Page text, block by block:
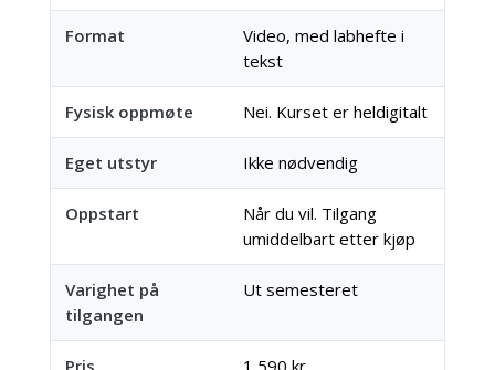
Format
Video, med labhefte i
tekst
Fysisk oppmøte Nei. Kurset er heldigitalt
Eget utstyr Ikke nødvendig
Oppstart
Når du vil. Tilgang
umiddelbart etter kjøp
Varighet på
tilgangen
Ut semesteret
Pris 1 590 kr